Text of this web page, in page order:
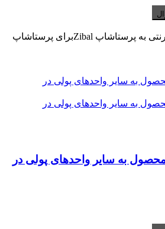
ماژول درگاه پرداخت اینترنتی به پرستاشاپ Zibalبرای پرستاشاپ
به سایر واحدهای پولی در